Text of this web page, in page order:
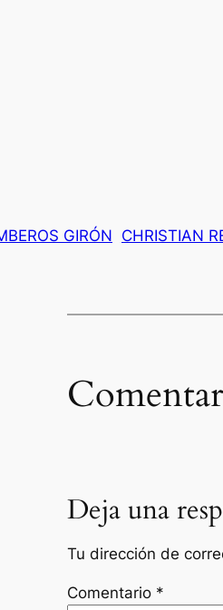
GIRÓN CHRISTIAN
Deja una
Tu dirección de
Comentario *